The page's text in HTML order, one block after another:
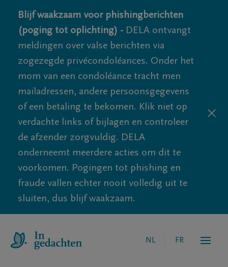
Blijf waakzaam voor phishingberichten
(poging tot oplichting) - DELA ontvangt
meldingen over valse berichten via
zogezegde privécondoléances. Onder het
mom van een condoléance tracht men
mailadressen, andere persoonsgegevens
of een betaling te bekomen. Klik niet op
verdachte links of bijlagen en controleer
de afzender zorgvuldig. DELA
onderneemt meerdere acties om dit te
voorkomen. Pogingen tot phishing en
fraude vallen echter nooit volledig uit te
sluiten, dus blijf waakzaam.
NL FR